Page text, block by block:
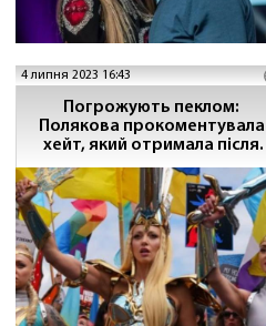
4 липня 2023 16:43
Погрожують пеклом:
Полякова прокоментувала
хейт, який отримала після
участі в ЛГБТ-марші